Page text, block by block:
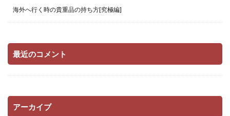
海外へ行く時の貴重品の持ち方[究極編]
最近のコメント
アーカイブ